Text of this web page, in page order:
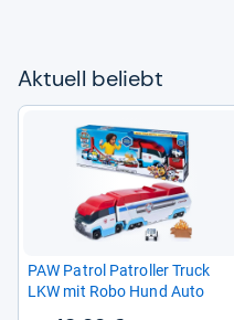
Aktu­ell beliebt
PAW Patrol Patrol­ler Truck
LKW mit Robo Hund Auto